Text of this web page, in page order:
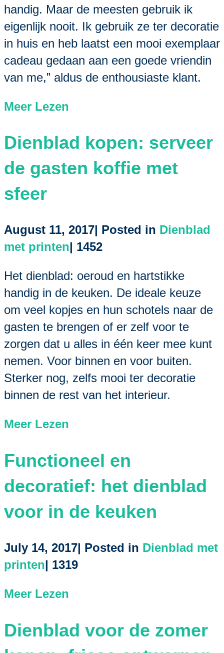
handig. Maar de meesten gebruik ik
eigenlijk nooit. Ik gebruik ze ter decoratie
in huis en heb laatst een mooi exemplaar
cadeau gedaan aan een goede vriendin
van me,” aldus de enthousiaste klant.
Meer Lezen
Dienblad kopen: serveer
de gasten koffie met
sfeer
August 11, 2017| Posted in Dienblad
met printen| 1452
Het dienblad: oeroud en hartstikke
handig in de keuken. De ideale keuze
om veel kopjes en hun schotels naar de
gasten te brengen of er zelf voor te
zorgen dat u alles in één keer mee kunt
nemen. Voor binnen en voor buiten.
Sterker nog, zelfs mooi ter decoratie
binnen de rest van het interieur.
Meer Lezen
Functioneel en
decoratief: het dienblad
voor in de keuken
July 14, 2017| Posted in Dienblad met
printen| 1319
Meer Lezen
Dienblad voor de zomer